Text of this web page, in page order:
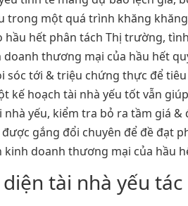
trong một quá trình khăng
hầu hết phân tách Thị trường,
thương mại của hầu hết
sóc tới & triệu chứng thực để
kế hoạch tài nhà yếu tốt vẫn
yếu, kiểm tra bỏ ra tầm giá &
gắng đổi chuyên để đề đạt
doanh thương mại của hầu
tài nhà yếu